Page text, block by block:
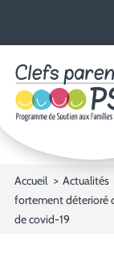
Accueil Actualités
fortement déterioré
de covid-19